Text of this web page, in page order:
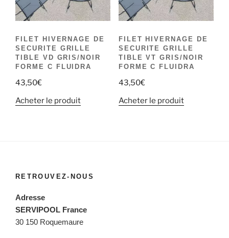
FILET HIVERNAGE DE
SECURITE GRILLE
TIBLE VD GRIS/NOIR
FORME C FLUIDRA
43,50€
Acheter le produit
FILET HIVERNAGE DE
SECURITE GRILLE
TIBLE VT GRIS/NOIR
FORME C FLUIDRA
43,50€
Acheter le produit
RETROUVEZ-NOUS
Adresse
SERVIPOOL France
30 150 Roquemaure